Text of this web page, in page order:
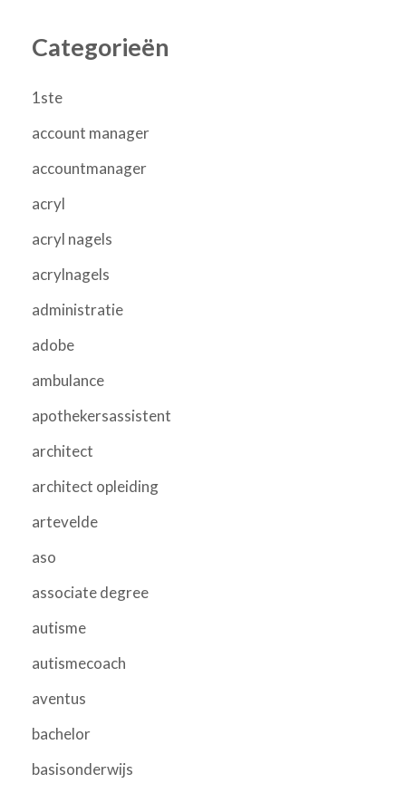
Categorieën
1ste
account manager
accountmanager
acryl
acryl nagels
acrylnagels
administratie
adobe
ambulance
apothekersassistent
architect
architect opleiding
artevelde
aso
associate degree
autisme
autismecoach
aventus
bachelor
basisonderwijs